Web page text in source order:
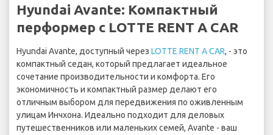
Hyundai Avante: Компактный
перформер с LOTTE RENT A CAR
Hyundai Avante, доступный через LOTTE RENT A CAR, - это
компактный седан, который предлагает идеальное
сочетание производительности и комфорта. Его
экономичность и компактный размер делают его
отличным выбором для передвижения по оживленным
улицам Инчхона. Идеально подходит для деловых
путешественников или маленьких семей, Avante - ваш